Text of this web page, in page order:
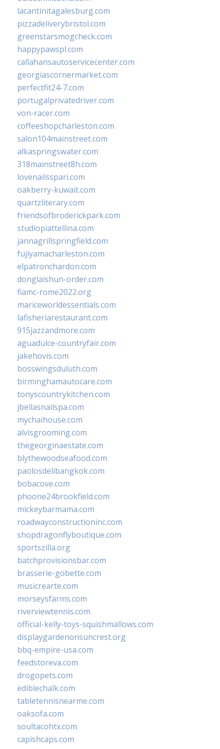
lacantinitagalesburg.com
pizzadeliverybristol.com
greenstarsmogcheck.com
happypawspl.com
callahansautoservicecenter.com
georgiascornermarket.com
perfectfit24-7.com
portugalprivatedriver.com
von-racer.com
coffeeshopcharleston.com
salon104mainstreet.com
alkaspringswater.com
318mainstreet8h.com
lovenailsspari.com
oakberry-kuwait.com
quartzliterary.com
friendsofbroderickpark.com
studiopiattellina.com
jannagrillspringfield.com
fujiyamacharleston.com
elpatronchardon.com
donglaishun-order.com
fiamc-rome2022.org
mariceworldessentials.com
lafisheriarestaurant.com
915jazzandmore.com
aguadulce-countryfair.com
jakehovis.com
bosswingsduluth.com
birminghamautocare.com
tonyscountrykitchen.com
jbellasnailspa.com
mychaihouse.com
alvisgrooming.com
thegeorginaestate.com
blythewoodseafood.com
paolosdelibangkok.com
bobacove.com
phoone24brookfield.com
mickeybarmama.com
roadwayconstructioninc.com
shopdragonflyboutique.com
sportszilla.org
batchprovisionsbar.com
brasserie-gobette.com
musicrearte.com
morseysfarms.com
riverviewtennis.com
official-kelly-toys-squishmallows.com
displaygardenonsuncrest.org
bbq-empire-usa.com
feedstoreva.com
drogopets.com
ediblechalk.com
tabletennisnearme.com
oaksofa.com
soultacohtx.com
capishcaps.com